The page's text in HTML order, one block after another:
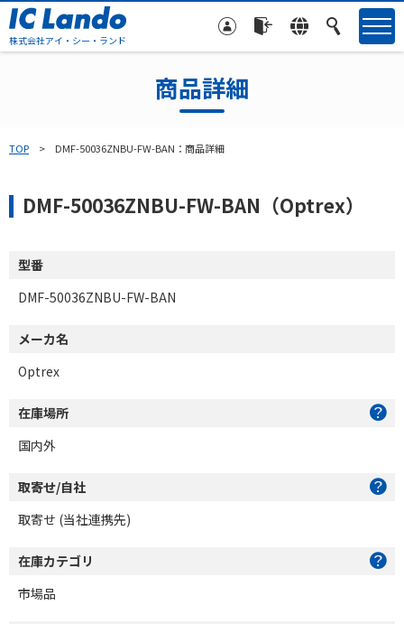
株式会社アイ・シー・ランド
商品詳細
TOP DMF-50036ZNBU-FW-BAN：商品詳細
DMF-50036ZNBU-FW-BAN（Optrex）
型番
DMF-50036ZNBU-FW-BAN
メーカ名
Optrex
在庫場所
国内外
取寄せ/自社
取寄せ (当社連携先)
在庫カテゴリ
市場品